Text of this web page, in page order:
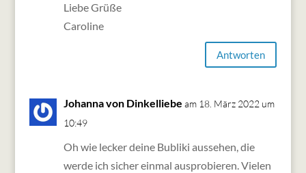
Liebe Grüße
Caroline
Antworten
Johanna von Dinkelliebe am 18. März 2022 um
10:49
Oh wie lecker deine Bubliki aussehen, die
werde ich sicher einmal ausprobieren. Vielen